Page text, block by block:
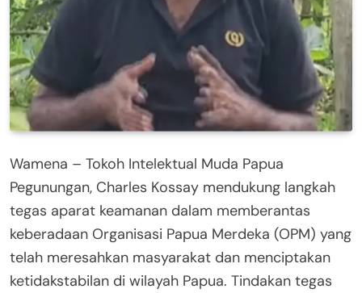
Wamena – Tokoh Intelektual Muda Papua
Pegunungan, Charles Kossay mendukung langkah
tegas aparat keamanan dalam memberantas
keberadaan Organisasi Papua Merdeka (OPM) yang
telah meresahkan masyarakat dan menciptakan
ketidakstabilan di wilayah Papua. Tindakan tegas